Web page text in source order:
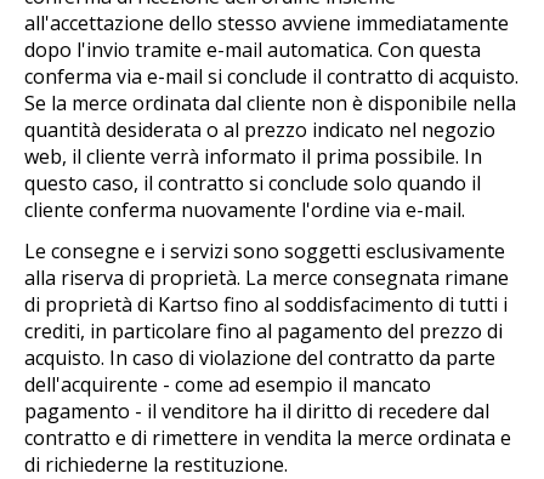
all'accettazione dello stesso avviene immediatamente
dopo l'invio tramite e-mail automatica. Con questa
conferma via e-mail si conclude il contratto di acquisto.
Se la merce ordinata dal cliente non è disponibile nella
quantità desiderata o al prezzo indicato nel negozio
web, il cliente verrà informato il prima possibile. In
questo caso, il contratto si conclude solo quando il
cliente conferma nuovamente l'ordine via e-mail.
Le consegne e i servizi sono soggetti esclusivamente
alla riserva di proprietà. La merce consegnata rimane
di proprietà di Kartso fino al soddisfacimento di tutti i
crediti, in particolare fino al pagamento del prezzo di
acquisto. In caso di violazione del contratto da parte
dell'acquirente - come ad esempio il mancato
pagamento - il venditore ha il diritto di recedere dal
contratto e di rimettere in vendita la merce ordinata e
di richiederne la restituzione.